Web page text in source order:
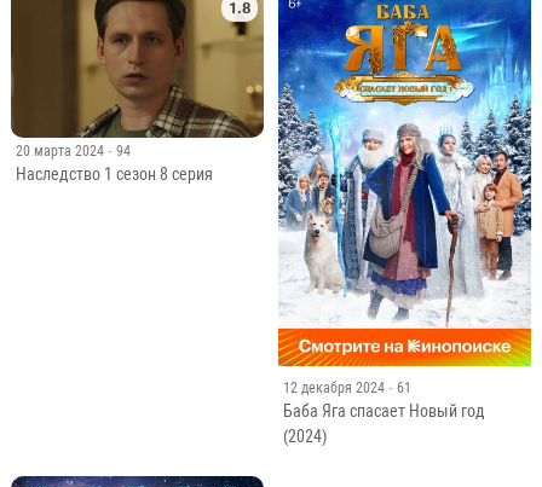
1.8
20 марта 2024 · 94
Наследство 1 сезон 8 серия
12 декабря 2024 · 61
Баба Яга спасает Новый год
(2024)